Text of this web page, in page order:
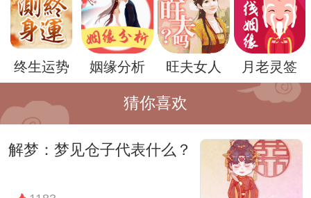
另一种解读是，梦见别人照相可能意味着对
自我形象和身份认同的探索。照相是对自己
形象的再现，因此这个梦境可能暗示着对自
我认知和身份认同的思考。在这个快速变化
的社会里，人们常常陷入对自我价值和身份
认同的迷失，因此这个梦境可能是潜意识里
终生运势 姻缘分析 旺夫女人 月老灵签
猜你喜欢
解梦：梦见仓子代表什么？